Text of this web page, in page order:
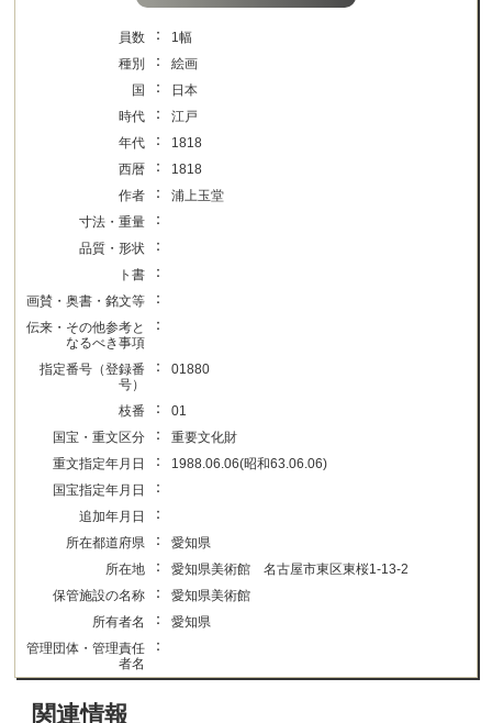
員数 ：
1幅
種別
：
絵画
国
：
日本
時代
：
江戸
年代
：
1818
西暦
：
1818
作者
：
浦上玉堂
寸法・重量
：
品質・形状 ：
ト書 ：
画賛・奥書・銘文等 ：
伝来・その他参考と
なるべき事項
：
指定番号（登録番
号）
： 01880
枝番 ：
01
国宝・重文区分
：
重要文化財
重文指定年月日
：
1988.06.06(昭和63.06.06)
国宝指定年月日
：
追加年月日 ：
所在都道府県 ：
愛知県
所在地
：
愛知県美術館 名古屋市東区東桜1-13-2
保管施設の名称
：
愛知県美術館
所有者名
：
愛知県
管理団体・管理責任
者名
：
関連情報